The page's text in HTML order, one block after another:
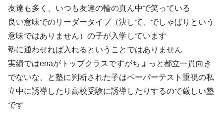
友達も多く、いつも友達の輪の真ん中で笑っている
良い意味でのリーダータイプ（決して、でしゃばりという
意味ではありません）の子が入学しています
塾に通わせれば入れるということではありません
実績ではenaがトップクラスですがちょっと都立一貫向き
でないな、と塾に判断された子はペーパーテスト重視の私
立中に誘導したり高校受験に誘導したりするので厳しい塾
です